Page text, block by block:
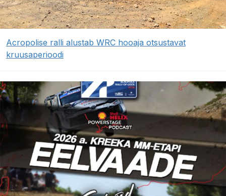
Acropolise ralli alustab WRC hooaja otsustavat
kruusaperioodi